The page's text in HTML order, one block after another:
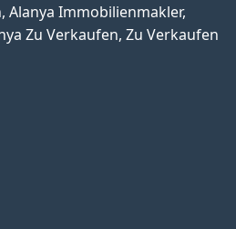
Alanya Immobilienmakler,
Zu Verkaufen, Zu Verkaufen